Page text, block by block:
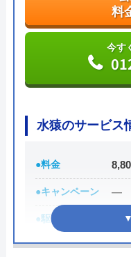
今す
代表者 棚
創業・設立
所在地
東京
料
今す
水猿のサービス
●料金
●キャンペーン ―
●駆けつけ時間 受
●受付時間